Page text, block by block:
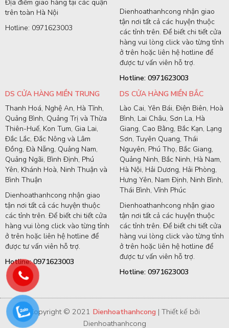
Địa điểm giao hàng tại các quận
trên toàn Hà Nội
Hotline: 0971623003
Dienhoathanhcong nhận giao
tận nơi tất cả các huyện thuộc
các tỉnh trên. Để biết chi tiết cửa
hàng vui lòng click vào từng tỉnh
ở trên hoặc liên hệ hotline để
được tư vấn viên hỗ trợ.
Hotline: 0971623003
DS CỬA HÀNG MIỀN TRUNG
Thanh Hoá, Nghệ An, Hà Tĩnh,
Quảng Bình, Quảng Trị và Thừa
Thiên-Huế, Kon Tum, Gia Lai,
Đắc Lắc, Đắc Nông và Lâm
Đồng, Đà Nẵng, Quảng Nam,
Quảng Ngãi, Bình Định, Phú
Yên, Khánh Hoà, Ninh Thuận và
Bình Thuận
Dienhoathanhcong nhận giao
tận nơi tất cả các huyện thuộc
các tỉnh trên. Để biết chi tiết cửa
hàng vui lòng click vào từng tỉnh
ở trên hoặc liên hệ hotline để
được tư vấn viên hỗ trợ.
Hotline: 0971623003
DS CỬA HÀNG MIỀN BẮC
Lào Cai, Yên Bái, Điện Biên, Hoà
Bình, Lai Châu, Sơn La, Hà
Giang, Cao Bằng, Bắc Kạn, Lạng
Sơn, Tuyên Quang, Thái
Nguyên, Phú Thọ, Bắc Giang,
Quảng Ninh, Bắc Ninh, Hà Nam,
Hà Nội, Hải Dương, Hải Phòng,
Hưng Yên, Nam Định, Ninh Bình,
Thái Bình, Vĩnh Phúc
Dienhoathanhcong nhận giao
tận nơi tất cả các huyện thuộc
các tỉnh trên. Để biết chi tiết cửa
hàng vui lòng click vào từng tỉnh
ở trên hoặc liên hệ hotline để
được tư vấn viên hỗ trợ.
Hotline: 0971623003
Copyright © 2021 Dienhoathanhcong | Thiết kế bởi
Dienhoathanhcong